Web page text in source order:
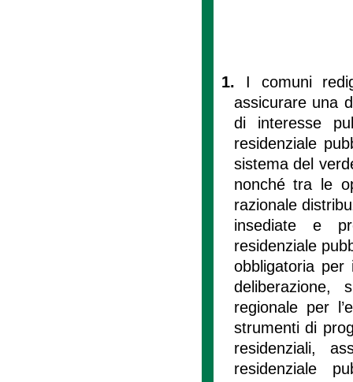
1. I comuni
assicurare una
di interesse
residenziale
sistema del
nonché tra le
razionale
insediate e
residenziale
obbligatoria per
deliberazione,
regionale per
strumenti di
residenziali,
residenziale